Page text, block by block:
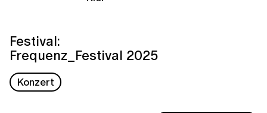
Festival:
Frequenz_Festival 2025
Konzert